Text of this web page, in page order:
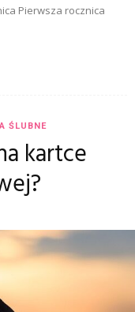
Pierwsza rocznica
ŚLUBNE
kartce